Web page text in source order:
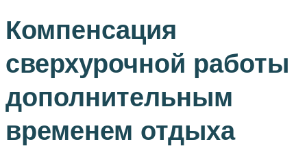
Компенсация
сверхурочной работы
дополнительным
временем отдыха